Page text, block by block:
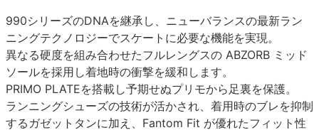
990シリーズのDNAを継承し、ニューバランスの最新ラン
ニングテクノロジーでスケートに必要な機能を実現。
異なる硬度を組み合わせたフルレングスの ABZORB ミッド
ソールを採用し着地時の衝撃を緩和します。
PRIMO PLATEを搭載し予期せぬプリモから足裏を保護。
ランニングシューズの技術が活かされ、着用時のブレを抑制
するガゼットタンに加え、Fantom Fit が優れたフィット性